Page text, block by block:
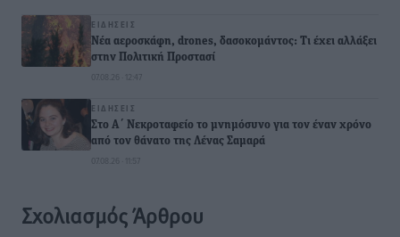
ΕΙΔΉΣΕΙΣ
Νέα αεροσκάφη, drones, δασοκομάντος: Τι έχει αλλάξει
στην Πολιτική Προστασί
07.08.26 · 12:47
ΕΙΔΉΣΕΙΣ
Στο Α΄ Νεκροταφείο το μνημόσυνο για τον έναν χρόνο
από τον θάνατο της Λένας Σαμαρά
07.08.26 · 11:57
Σχολιασμός Άρθρου